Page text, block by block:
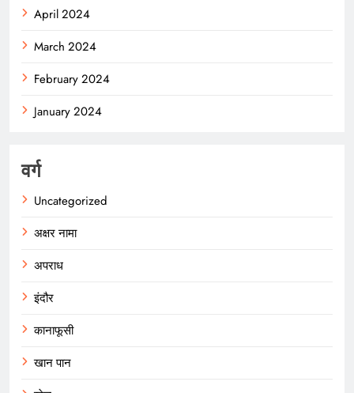
April 2024
March 2024
February 2024
January 2024
वर्ग
Uncategorized
अक्षर नामा
अपराध
इंदौर
कानाफूसी
खान पान